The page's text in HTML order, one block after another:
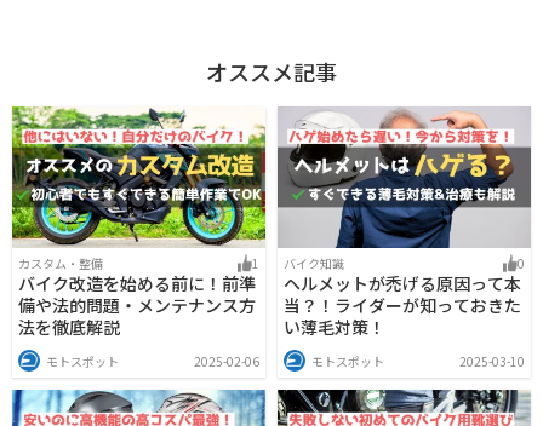
オススメ記事
カスタム・整備 1
バイク改造を始める前に！前準
備や法的問題・メンテナンス方
法を徹底解説
モトスポット 2025-02-06
バイク知識 0
ヘルメットが禿げる原因って本
当？！ライダーが知っておきた
い薄毛対策！
モトスポット 2025-03-10